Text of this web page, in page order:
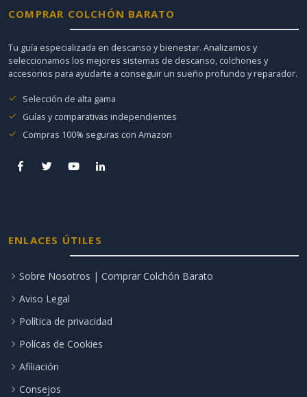
COMPRAR COLCHÓN BARATO
Tu guía especializada en descanso y bienestar. Analizamos y
seleccionamos los mejores sistemas de descanso, colchones y
accesorios para ayudarte a conseguir un sueño profundo y reparador.
Selección de alta gama
Guías y comparativas independientes
Compras 100% seguras con Amazon
ENLACES ÚTILES
Sobre Nosotros | Comprar Colchón Barato
Aviso Legal
Política de privacidad
Polícas de Cookies
Afiliación
Consejos